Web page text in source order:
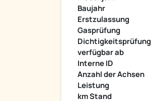
Baujahr
Erstzulassung
Gasprüfung
Dichtigkeitsprüfung
verfügbar ab
Interne ID
Anzahl der Achsen
Leistung
km Stand